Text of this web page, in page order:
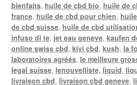
bienfaits, huile de cbd bio, huile de
france, huile de cbd pour chien,
de cbd suisse, huile de cbd
infuso di te, jet eau geneve, kaufen
online swiss cbd, kivi cbd, kush, la
laboratoires agréés, le meilleure
legal suisse, lenouvelliste, liquid,
livraison cbd, livraison cbd geneve,